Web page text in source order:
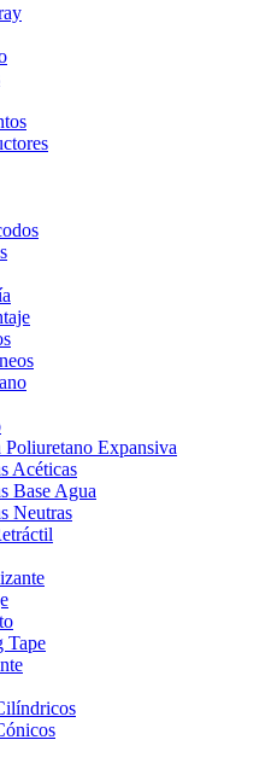
Poliuretano Expansiva
Acéticas
Base Agua
Neutras
Tape